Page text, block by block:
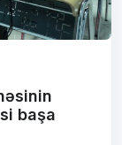
başa